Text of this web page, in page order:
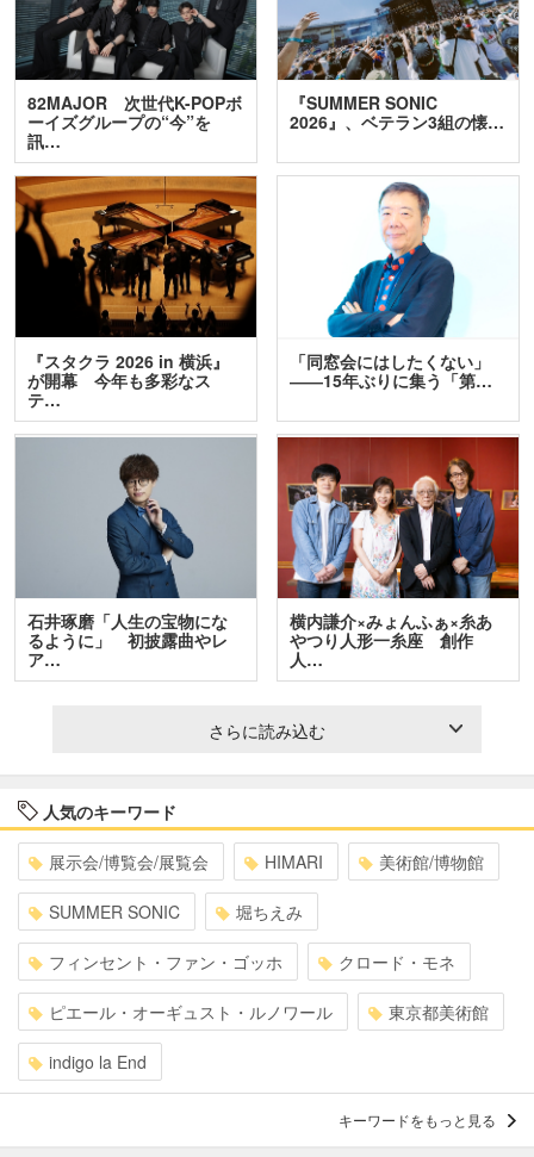
82MAJOR 次世代K-POPボ
ーイズグループの“今”を
訊…
『SUMMER SONIC
2026』、ベテラン3組の懐…
『スタクラ 2026 in 横浜』
が開幕 今年も多彩なス
テ…
「同窓会にはしたくない」
――15年ぶりに集う「第…
石井琢磨「人生の宝物にな
るように」 初披露曲やレ
ア…
横内謙介×みょんふぁ×糸あ
やつり人形一糸座 創作
人…
さらに読み込む
人気のキーワード
展示会/博覧会/展覧会 HIMARI 美術館/博物館
SUMMER SONIC 堀ちえみ
フィンセント・ファン・ゴッホ クロード・モネ
ピエール・オーギュスト・ルノワール 東京都美術館
indigo la End
キーワードをもっと見る